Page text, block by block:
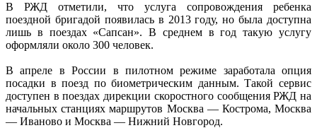
В РЖД отметили, что услуга сопровождения ребенка
поездной бригадой появилась в 2013 году, но была доступна
лишь в поездах «Сапсан». В среднем в год такую услугу
оформляли около 300 человек.
В апреле в России в пилотном режиме заработала опция
посадки в поезд по биометрическим данным. Такой сервис
доступен в поездах дирекции скоростного сообщения РЖД на
начальных станциях маршрутов Москва — Кострома, Москва
— Иваново и Москва — Нижний Новгород.